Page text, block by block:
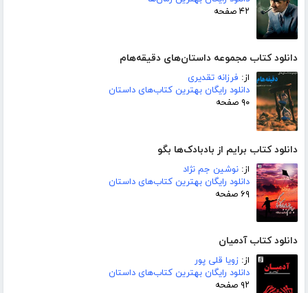
۴۲ صفحه
دانلود کتاب مجموعه داستان‌های دقیقه‌هام
از: فرزانه تقدیری
دانلود رایگان بهترین کتاب‌های داستان
۹۰ صفحه
دانلود کتاب برایم از بادبادک‌ها بگو
از: نوشین جم نژاد
دانلود رایگان بهترین کتاب‌های داستان
۶۹ صفحه
دانلود کتاب آدمیان
از: زویا قلی پور
دانلود رایگان بهترین کتاب‌های داستان
۹۲ صفحه